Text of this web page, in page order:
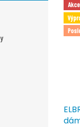
Akce